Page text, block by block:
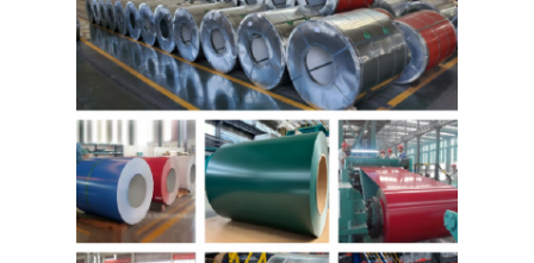
বাড়ি
পণ্য
ভিডিও